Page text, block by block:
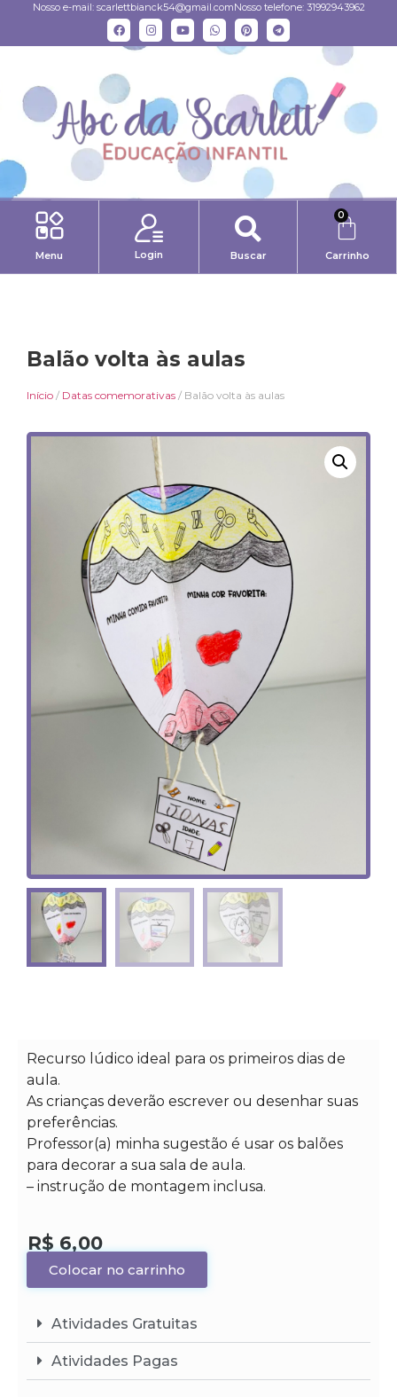
Nosso e-mail: scarlettbianck54@gmail.comNosso telefone: 31992943962
Menu Login Buscar
0
Carrinho
Balão volta às aulas
Início / Datas comemorativas / Balão volta às aulas
Recurso lúdico ideal para os primeiros dias de
aula.
As crianças deverão escrever ou desenhar suas
preferências.
Professor(a) minha sugestão é usar os balões
para decorar a sua sala de aula.
– instrução de montagem inclusa.
R$ 6,00
Colocar no carrinho
Atividades Gratuitas
Atividades Pagas